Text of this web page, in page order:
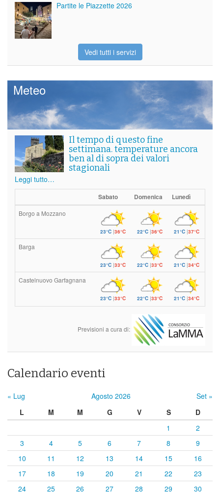
Partite le Piazzette 2026
Vedi tutti i servizi
Meteo
Il tempo di questo fine
settimana. temperature ancora
ben al di sopra dei valori
stagionali
Leggi tutto…
Sabato Domenica Lunedì
Borgo a Mozzano
23°C|36°C 22°C|36°C 21°C |37°C
Barga
23°C|33°C 22°C|33°C 21°C |34°C
Castelnuovo Garfagnana
23°C|33°C 22°C|33°C 21°C |34°C
Previsioni a cura di:
Calendario eventi
« Lug Agosto 2026
Set »
L
M M G V S
D
1
2
3
4 5 6 7 8
9
10
11 12 13 14 15
16
17
18 19 20 21 22
23
24
25 26 27 28 29 30